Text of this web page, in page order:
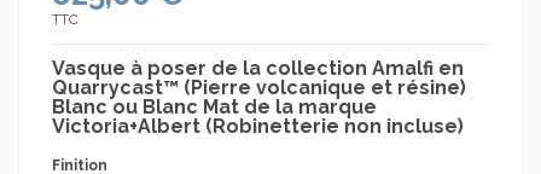
TTC
Vasque à poser de la collection Amalfi en
Quarrycast™ (Pierre volcanique et résine)
Blanc ou Blanc Mat de la marque
Victoria+Albert (Robinetterie non incluse)
Finition